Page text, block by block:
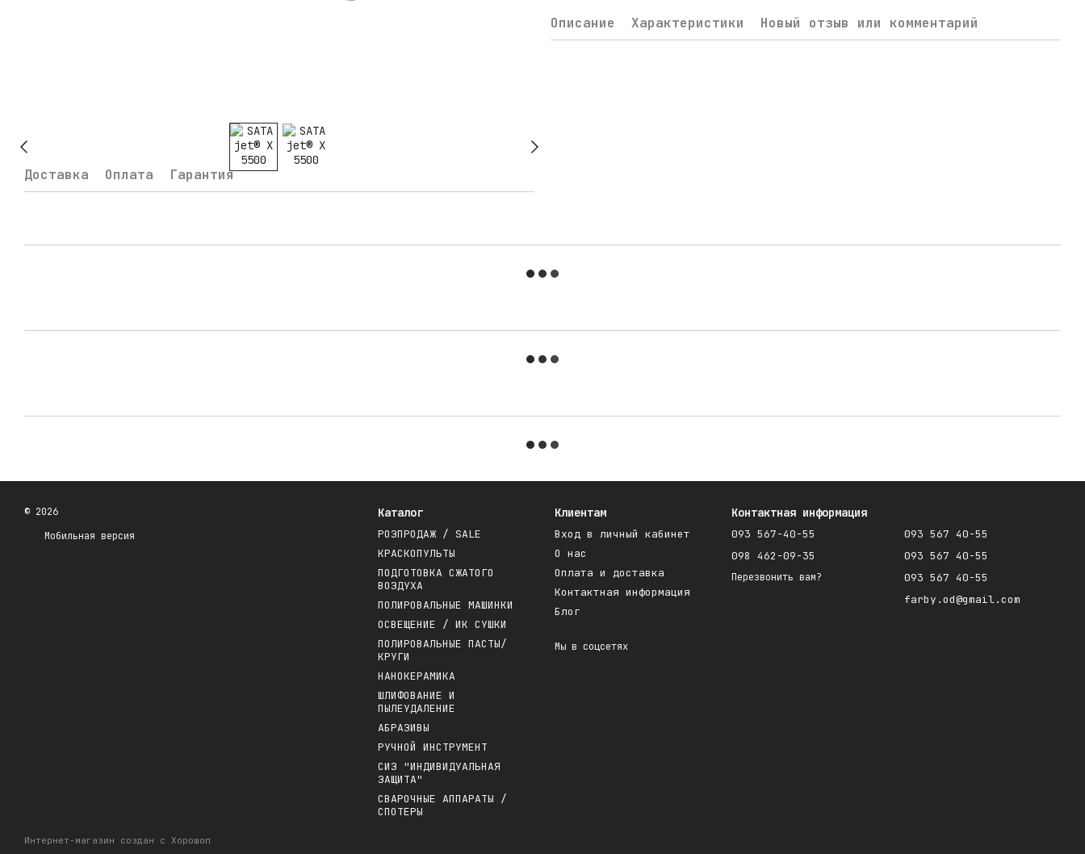
Доставка Оплата Гарантия
Описание Характеристики Новый отзыв или комментарий
© 2026
Мобильная версия
Интернет-магазин создан с Хорошоп
Каталог
РОЗПРОДАЖ / SALE
КРАСКОПУЛЬТЫ
ПОДГОТОВКА СЖАТОГО
ВОЗДУХА
ПОЛИРОВАЛЬНЫЕ МАШИНКИ
ОСВЕЩЕНИЕ / ИК СУШКИ
ПОЛИРОВАЛЬНЫЕ ПАСТЫ/
КРУГИ
НАНОКЕРАМИКА
ШЛИФОВАНИЕ И
ПЫЛЕУДАЛЕНИЕ
АБРАЗИВЫ
РУЧНОЙ ИНСТРУМЕНТ
СИЗ "ИНДИВИДУАЛЬНАЯ
ЗАЩИТА"
СВАРОЧНЫЕ АППАРАТЫ /
СПОТЕРЫ
Клиентам
Вход в личный кабинет
О нас
Оплата и доставка
Контактная информация
Блог
Мы в соцсетях
Контактная информация
093 567-40-55
098 462-09-35
Перезвонить вам?
093 567 40-55
093 567 40-55
093 567 40-55
farby.od@gmail.com